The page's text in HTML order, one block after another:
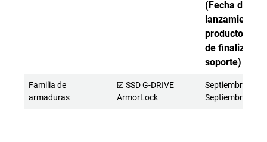
(Fecha de
lanzamiento
producto -
de
soporte)
Familia de
armaduras
☑️ SSD G-DRIVE
ArmorLock
Septiembre de
Septiembre de